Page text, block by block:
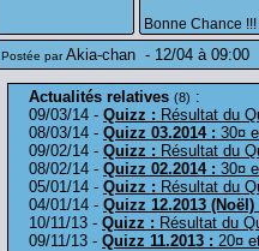
Bonne Chance !!!
Postée parAkia-chan - 12/04 à 09:00
Actualités relatives (8) :
09/03/14 - Quizz : Résultat du
08/03/14 - Quizz 03.2014 : 30¤
09/02/14 - Quizz : Résultat du
08/02/14 - Quizz 02.2014 : 30¤
05/01/14 - Quizz : Résultat du
04/01/14 - Quizz 12.2013 (Noël)
10/11/13 - Quizz : Résultat du
09/11/13 - Quizz 11.2013 : 20¤